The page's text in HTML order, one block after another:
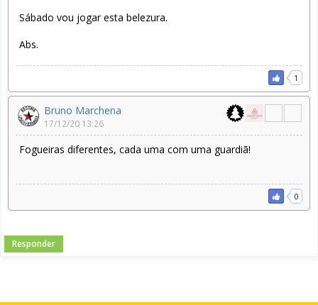
Sábado vou jogar esta belezura.
Abs.
1
Bruno Marchena
17/12/20 13:26
Fogueiras diferentes, cada uma com uma guardiã!
0
Responder